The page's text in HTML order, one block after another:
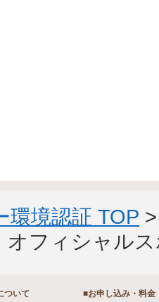
環境認証 TOP
フィシャルス
ついて ■お申し込み・料金